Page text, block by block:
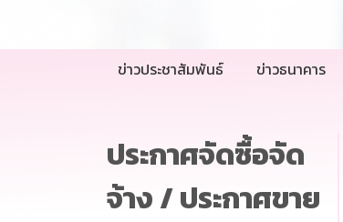
ข่าวประชาสัมพันธ์ ข่าวธนาคาร
ประกาศจัดซื้อจัด
จ้าง / ประกาศขาย